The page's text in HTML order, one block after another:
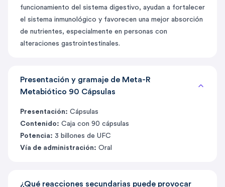
funcionamiento del sistema digestivo, ayudan a fortalecer
el sistema inmunológico y favorecen una mejor absorción
de nutrientes, especialmente en personas con
alteraciones gastrointestinales.
Presentación y gramaje de Meta-R
Metabiótico 90 Cápsulas
Presentación: Cápsulas
Contenido: Caja con 90 cápsulas
Potencia: 3 billones de UFC
Vía de administración: Oral
¿Qué reacciones secundarias puede provocar